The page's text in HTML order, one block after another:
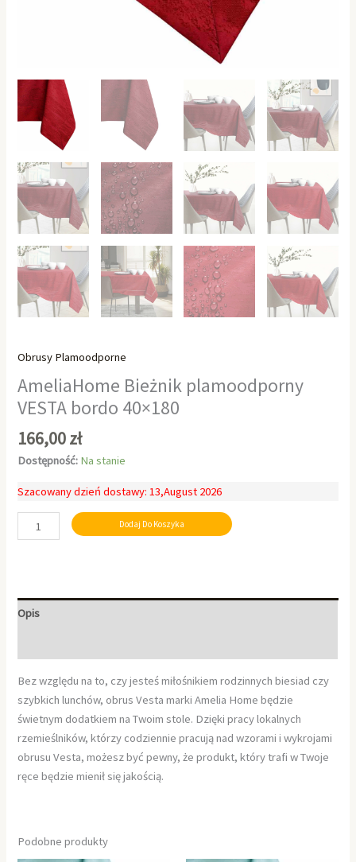
Obrusy Plamoodporne
AmeliaHome Bieżnik plamoodporny
VESTA bordo 40×180
166,00zł
Dostępność: Na stanie
Szacowany dzień dostawy: 13,August 2026
Dodaj Do Koszyka
Opis
Bez względu na to, czy jesteś miłośnikiem rodzinnych biesiad czy
szybkich lunchów, obrus Vesta marki Amelia Home będzie
świetnym dodatkiem na Twoim stole. Dzięki pracy lokalnych
rzemieślników, którzy codziennie pracują nad wzorami i wykrojami
obrusu Vesta, możesz być pewny, że produkt, który trafi w Twoje
ręce będzie mienił się jakością.
Podobne produkty